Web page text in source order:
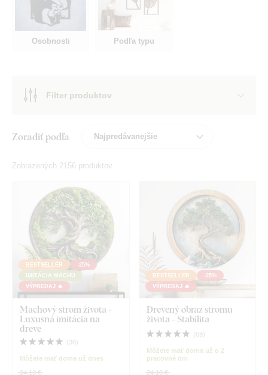
Osobnosti Podľa typu
Filter produktov
Zoradiť podľa
Zobrazených 2156 produktov
BESTSELLER
-25%
IMITÁCIA MACHU
VÝPREDAJ 🔥
Machový strom života -
Luxusná imitácia na
dreve
( 38 )
Môžete mať doma už dnes
24,10 €
BESTSELLER
-25%
VÝPREDAJ 🔥
Drevený obraz stromu
života - Stabilita
( 69)
Môžete mať doma už o 2
pracovné dni
24,10 €